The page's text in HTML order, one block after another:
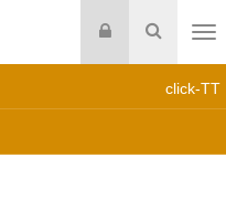
Suche
Login
click-TT